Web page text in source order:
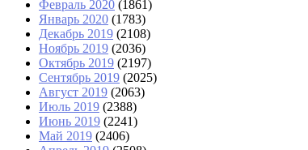
Февраль 2020 (1861)
Январь 2020 (1783)
Декабрь 2019 (2108)
Ноябрь 2019 (2036)
Октябрь 2019 (2197)
Сентябрь 2019 (2025)
Август 2019 (2063)
Июль 2019 (2388)
Июнь 2019 (2241)
Май 2019 (2406)